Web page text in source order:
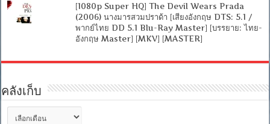
[1080p Super HQ] The Devil Wears Prada
(2006) นางมารสวมปราด้า [เสียงอังกฤษ DTS: 5.1 /
พากย์ไทย DD 5.1 Blu-Ray Master] [บรรยาย: ไทย-
อังกฤษ Master] [MKV] [MASTER]
คลังเก็บ